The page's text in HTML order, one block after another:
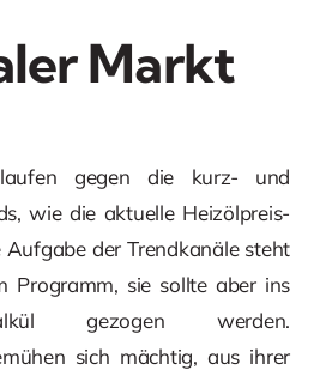
Markt
gegen die kurz- und
wie die aktuelle Heizölpreis-
Aufgabe der Trendkanäle steht
Programm, sie sollte aber ins
gezogen werden.
sich mächtig, aus ihrer